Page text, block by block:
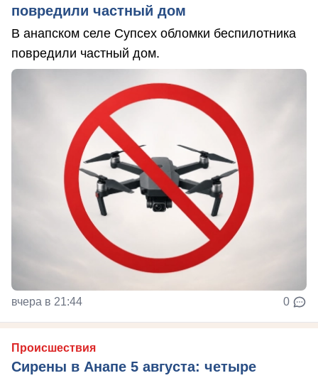
повредили частный дом
В анапском селе Супсех обломки беспилотника
повредили частный дом.
вчера в 21:44 0
Происшествия
Сирены в Анапе 5 августа: четыре